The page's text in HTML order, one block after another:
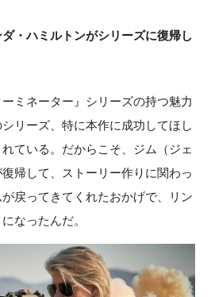
・ハミルトンがシリーズに復帰し
ミネーター』シリーズの持つ魅力
リーズ、特に本作に成功してほし
ている。だからこそ、ジム（ジェ
帰して、ストーリー作りに関わっ
戻ってきてくれたおかげで、リン
なったんだ。